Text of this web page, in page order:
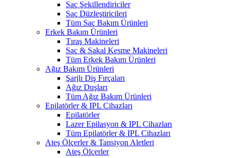
Saç Şekillendiriciler
Saç Düzleştiricileri
Tüm Saç Bakım Ürünleri
Erkek Bakım Ürünleri
Tıraş Makineleri
Saç & Sakal Kesme Makineleri
Tüm Erkek Bakım Ürünleri
Ağız Bakım Ürünleri
Şarjlı Diş Fırçaları
Ağız Duşları
Tüm Ağız Bakım Ürünleri
Epilatörler & IPL Cihazları
Epilatörler
Lazer Epilasyon & IPL Cihazları
Tüm Epilatörler & IPL Cihazları
Ateş Ölçerler & Tansiyon Aletleri
Ateş Ölçerler